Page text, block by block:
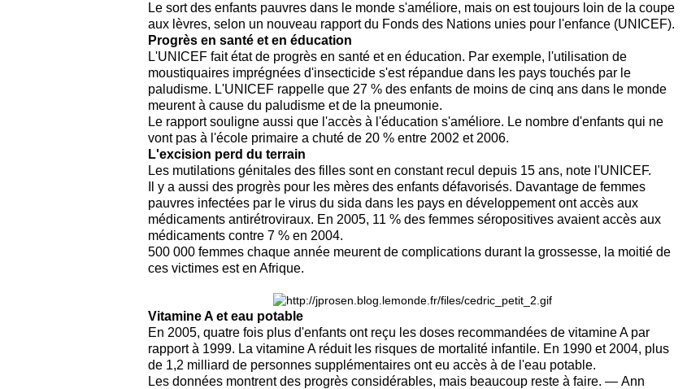
Le sort des enfants pauvres dans le monde s'améliore, mais on est toujours loin de la coupe
aux lèvres, selon un nouveau rapport du Fonds des Nations unies pour l'enfance (UNICEF).
Progrès en santé et en éducation
L'UNICEF fait état de progrès en santé et en éducation. Par exemple, l'utilisation de
moustiquaires imprégnées d'insecticide s'est répandue dans les pays touchés par le
paludisme. L'UNICEF rappelle que 27 % des enfants de moins de cinq ans dans le monde
meurent à cause du paludisme et de la pneumonie.
Le rapport souligne aussi que l'accès à l'éducation s'améliore. Le nombre d'enfants qui ne
vont pas à l'école primaire a chuté de 20 % entre 2002 et 2006.
L'excision perd du terrain
Les mutilations génitales des filles sont en constant recul depuis 15 ans, note l'UNICEF.
Il y a aussi des progrès pour les mères des enfants défavorisés. Davantage de femmes
pauvres infectées par le virus du sida dans les pays en développement ont accès aux
médicaments antirétroviraux. En 2005, 11 % des femmes séropositives avaient accès aux
médicaments contre 7 % en 2004.
500 000 femmes chaque année meurent de complications durant la grossesse, la moitié de
ces victimes est en Afrique.
Vitamine A et eau potable
En 2005, quatre fois plus d'enfants ont reçu les doses recommandées de vitamine A par
rapport à 1999. La vitamine A réduit les risques de mortalité infantile. En 1990 et 2004, plus
de 1,2 milliard de personnes supplémentaires ont eu accès à de l'eau potable.
Les données montrent des progrès considérables, mais beaucoup reste à faire. — Ann